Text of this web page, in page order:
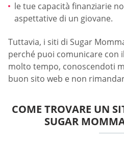
le tue capacità finanziarie
aspettative di un giovane.
Tuttavia, i siti di Sugar
perché puoi comunicare con
molto tempo, conoscendoti
buon sito web e non
COME TROVARE UN
SUGAR